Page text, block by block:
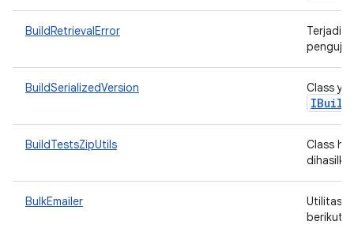
BuildRetrievalError
Terjadi
BuildSerializedVersion Class
IBuild
BuildTestsZipUtils
Class
BulkEmailer
Utilitas
berikut: